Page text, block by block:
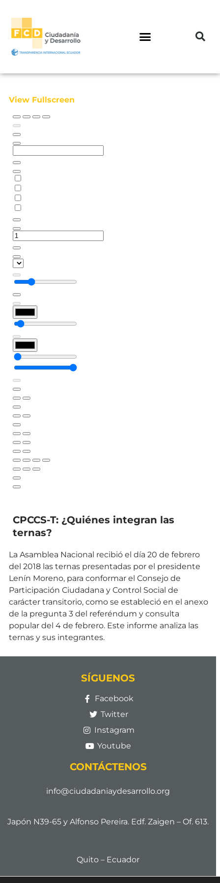
View Fullscreen
CPCCS-T: ¿Quiénes integran las
ternas?
La Asamblea Nacional recibió el día 20 de febrero
del 2018 las ternas presentadas por el presidente
Lenín Moreno, para conformar el Consejo de
Participación Ciudadana y Control Social de
carácter transitorio, como se estableció en el anexo
de la pregunta 3 del referéndum y consulta
popular del 4 de febrero. Este informe analiza las
ternas y sus integrantes.
SÍGUENOS
Facebook
Twitter
Instagram
Youtube
CONTÁCTENOS
info@ciudadaniaydesarrollo.org
Japón N39-65 y Alfonso Pereira. Edf. Zaigen – Of. 613.
Quito – Ecuador